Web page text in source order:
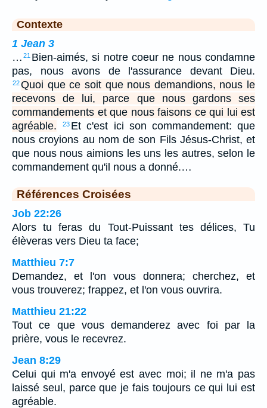
Contexte
1 Jean 3
… 21 Bien-aimés, si notre coeur ne nous condamne
pas, nous avons de l'assurance devant Dieu.
22Quoi que ce soit que nous demandions, nous le
recevons de lui, parce que nous gardons ses
commandements et que nous faisons ce qui lui est
agréable.
23 Et c'est ici son commandement: que
nous croyions au nom de son Fils Jésus-Christ, et
que nous nous aimions les uns les autres, selon le
commandement qu'il nous a donné.…
Références Croisées
Job 22:26
Alors tu feras du Tout-Puissant tes délices, Tu
élèveras vers Dieu ta face;
Matthieu 7:7
Demandez, et l'on vous donnera; cherchez, et
vous trouverez; frappez, et l'on vous ouvrira.
Matthieu 21:22
Tout ce que vous demanderez avec foi par la
prière, vous le recevrez.
Jean 8:29
Celui qui m'a envoyé est avec moi; il ne m'a pas
laissé seul, parce que je fais toujours ce qui lui est
agréable.